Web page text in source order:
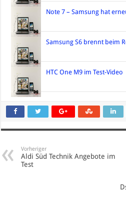
Note 7 – Samsung hat
Samsung S6 brennt beim
HTC One M9 im Test-Video
Vorheriger
Aldi Süd Technik Angebote im
Test